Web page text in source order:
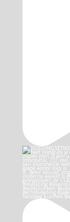
Vandaag kunnen